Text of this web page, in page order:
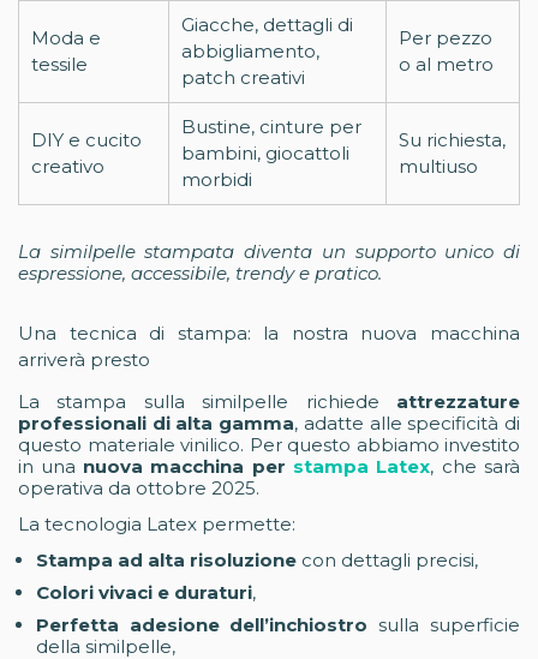
Moda e
tessile
Giacche, dettagli di
abbigliamento,
patch creativi
Per pezzo
o al metro
DIY e cucito
creativo
Bustine, cinture per
bambini, giocattoli
morbidi
Su richiesta,
multiuso
La similpelle stampata diventa un supporto unico di
espressione, accessibile, trendy e pratico.
Una tecnica di stampa: la nostra nuova macchina
arriverà presto
La stampa sulla similpelle richiede attrezzature
professionali di alta gamma, adatte alle specificità di
questo materiale vinilico. Per questo abbiamo investito
in una nuova macchina per stampa Latex, che sarà
operativa da ottobre 2025.
La tecnologia Latex permette:
Stampa ad alta risoluzione con dettagli precisi,
Colori vivaci e duraturi,
Perfetta adesione dell’inchiostro sulla superficie
della similpelle,